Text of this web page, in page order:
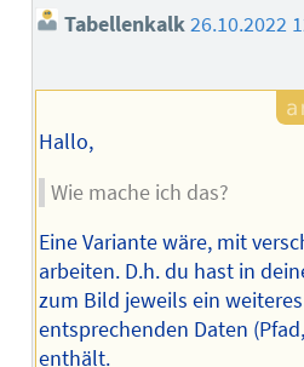
Tabellenkalk26.10.2022
Hallo,
Wie mache ich das?
Eine Variante wäre, mit
arbeiten. D.h. du hast in
zum Bild jeweils ein
entsprechenden Daten
enthält.